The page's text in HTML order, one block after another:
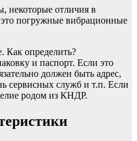
некоторые отличия в
это погружные вибрационные
Как определить?
и паспорт. Если это
должен быть адрес,
сервисных служб и т.п. Если
родом из КНДР.